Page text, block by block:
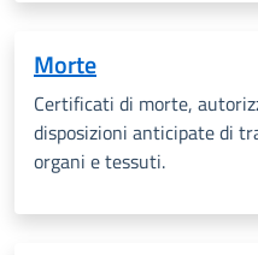
Morte
Certificati di morte,
disposizioni anticipate di
organi e tessuti.